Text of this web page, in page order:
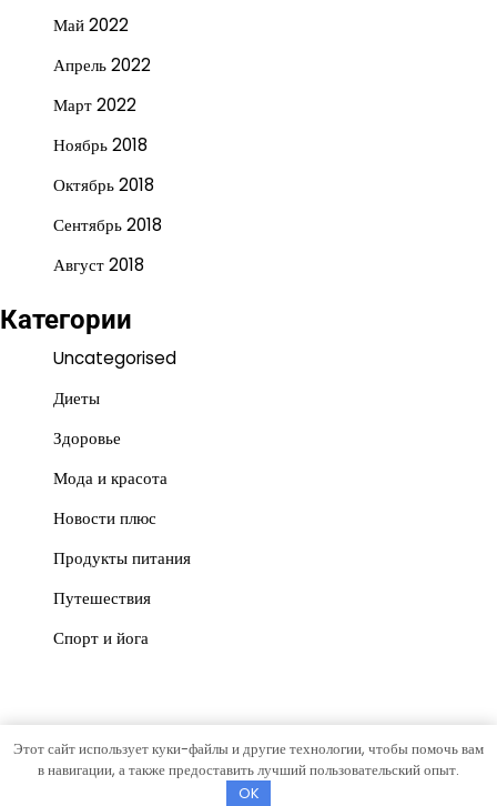
Май 2022
Апрель 2022
Март 2022
Ноябрь 2018
Октябрь 2018
Сентябрь 2018
Август 2018
Категории
Uncategorised
Диеты
Здоровье
Мода и красота
Новости плюс
Продукты питания
Путешествия
Спорт и йога
Copyright © 2026vesti-moТема News Store отArtify
Этот сайт использует куки-файлы и другие технологии, чтобы помочь вам
в навигации, а также предоставить лучший пользовательский опыт.
OK